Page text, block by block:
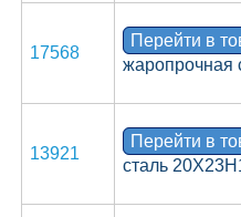
17568
Перейти в
жаропрочная
13921
Перейти в
сталь